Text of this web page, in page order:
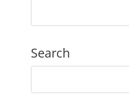
Search